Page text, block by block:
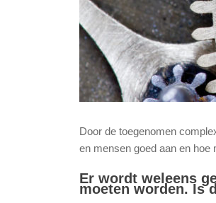
Door de toegenomen
en mensen goed aan en hoe
Er wordt weleens
moeten worden. Is